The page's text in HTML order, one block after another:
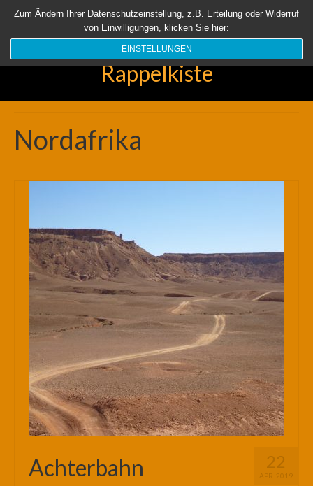
Startseite Aktuell Über uns Unsere Rappelkiste Länder
Suchen
Rappelkiste
Nordafrika
22
APR. 2019
Achterbahn
Zum Ändern Ihrer Datenschutzeinstellung, z.B. Erteilung oder Widerruf
von Einwilligungen, klicken Sie hier:
EINSTELLUNGEN